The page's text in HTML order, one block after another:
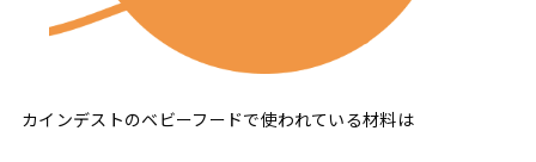
カインデストのベビーフードで使われている材料は